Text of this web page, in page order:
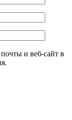
и веб-сайт в